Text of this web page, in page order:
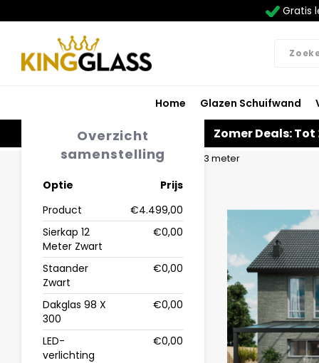
Gratis
Home Glazen Schuifwand
Zomer Deals: Tot
Veranda | Glas | Zwart | 12.06 x 3 meter
Overzicht
samenstelling
Optie
Prijs
Product
€4.499,00
Sierkap 12
Meter Zwart
€0,00
Staander
Zwart
€0,00
Dakglas 98 X
300
€0,00
LED-
verlichting
€0,00